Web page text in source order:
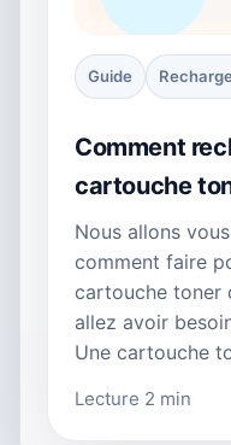
Guide
Comment
cartouche
Nous allons
comment faire
cartouche toner
allez avoir
Une cartouche
Lecture 2 min